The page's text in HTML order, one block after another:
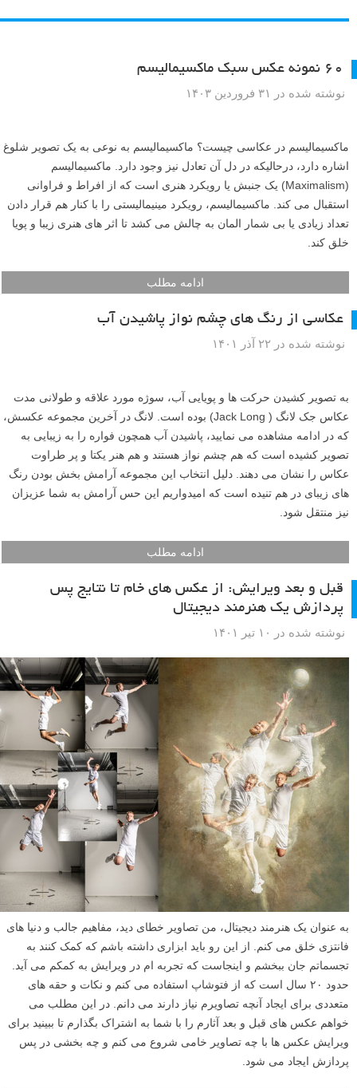
۶۰ نمونه عکس سبک ماکسیمالیسم
نوشته شده در ۳۱ فروردین ۱۴۰۳
ماکسیمالیسم در عکاسی چیست؟ ماکسیمالیسم به نوعی به یک تصویر شلوغ
اشاره دارد، درحالیکه در دل آن تعادل نیز وجود دارد. ماکسیمالیسم
(Maximalism) یک جنبش یا رویکرد هنری است که از افراط و فراوانی
استقبال می کند. ماکسیمالیسم، رویکرد مینیمالیستی را با کنار هم قرار دادن
تعداد زیادی یا بی شمار المان به چالش می کشد تا اثر های هنری زیبا و پویا
خلق کند.
ادامه مطلب
عکاسی از رنگ های چشم نواز پاشیدن آب
نوشته شده در ۲۲ آذر ۱۴۰۱
به تصویر کشیدن حرکت ها و پویایی آب، سوژه مورد علاقه و طولانی مدت
عکاس جک لانگ ( Jack Long) بوده است. لانگ در آخرین مجموعه عکسش،
که در ادامه مشاهده می نمایید، پاشیدن آب همچون فواره را به زیبایی به
تصویر کشیده است که هم چشم نواز هستند و هم هنر یکتا و پر طراوت
عکاس را نشان می دهند. دلیل انتخاب این مجموعه آرامش بخش بودن رنگ
های زیبای در هم تنیده است که امیدواریم این حس آرامش به شما عزیزان
نیز منتقل شود.
ادامه مطلب
قبل و بعد ویرایش: از عکس های خام تا نتایج پس
پردازش یک هنرمند دیجیتال
نوشته شده در ۱۰ تیر ۱۴۰۱
به عنوان یک هنرمند دیجیتال، من تصاویر خطای دید، مفاهیم جالب و دنیا های
فانتزی خلق می کنم. از این رو باید ابزاری داشته باشم که کمک کنند به
تجسماتم جان ببخشم و اینجاست که تجربه ام در ویرایش به کمکم می آید.
حدود ۲۰ سال است که از فتوشاپ استفاده می کنم و نکات و حقه های
متعددی برای ایجاد آنچه تصاویرم نیاز دارند می دانم. در این مطلب می
خواهم عکس های قبل و بعد آثارم را با شما به اشتراک بگذارم تا ببینید برای
ویرایش عکس ها با چه تصاویر خامی شروع می کنم و چه بخشی در پس
پردازش ایجاد می شود.